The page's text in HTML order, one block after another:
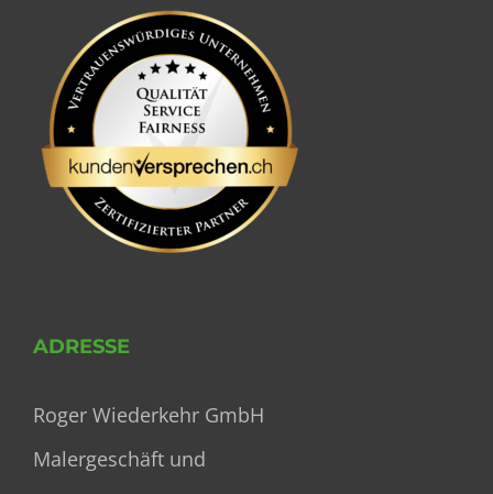
ADRESSE
Roger Wiederkehr GmbH
Malergeschäft und